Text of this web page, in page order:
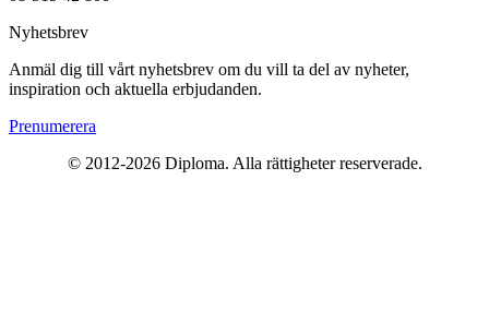
Nyhetsbrev
Anmäl dig till vårt nyhetsbrev om du vill ta del av nyheter,
inspiration och aktuella erbjudanden.
Prenumerera
© 2012-2026 Diploma. Alla rättigheter reserverade.